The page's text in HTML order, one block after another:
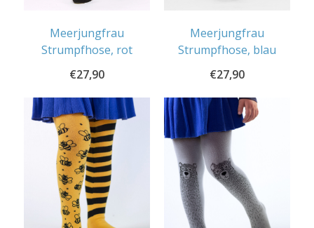
Meerjungfrau
Strumpfhose, rot
€27,90
Meerjungfrau
Strumpfhose, blau
€27,90